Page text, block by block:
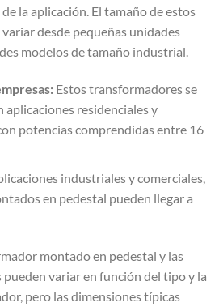
la aplicación. El tamaño de estos
desde pequeñas unidades
modelos de tamaño industrial.
Estos transformadores se
residenciales y
potencias comprendidas entre 16
industriales y comerciales,
en pedestal pueden llegar a
montado en pedestal y las
variar en función del tipo y la
pero las dimensiones típicas